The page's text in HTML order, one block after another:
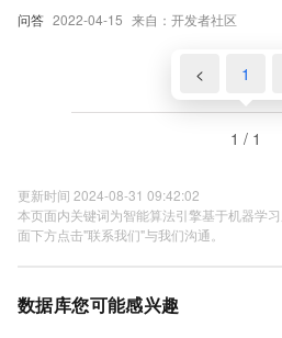
问答 2022-04-15 来自：开发者社区
< 1
1 / 1
更新时间 2024-08-31 09:42:02
本页面内关键词为智能算法引擎基于机器学
面下方点击"联系我们"与我们沟通。
数据库您可能感兴趣